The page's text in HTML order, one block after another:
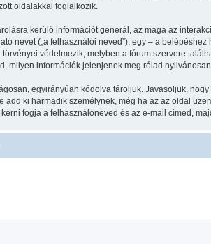
oldalakkal foglalkozik.
kerülő információt generál, az maga az
nevet („a felhasználói neved”), egy – a
védelmezik, melyben a fórum szervere
milyen információk jelenjenek meg rólad
egyirányúan kódolva tároljuk. Javasoljuk,
add ki harmadik személynek, még ha az az oldal
kérni fogja a felhasználóneved és az e-mail címed,